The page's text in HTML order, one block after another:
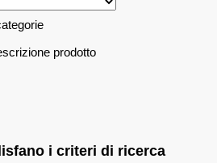
prodotto
i criteri di ricerca